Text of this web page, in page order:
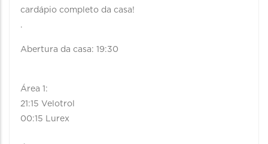
cardápio completo da casa!
.
Abertura da casa: 19:30
Área 1:
21:15 Velotrol
00:15 Lurex